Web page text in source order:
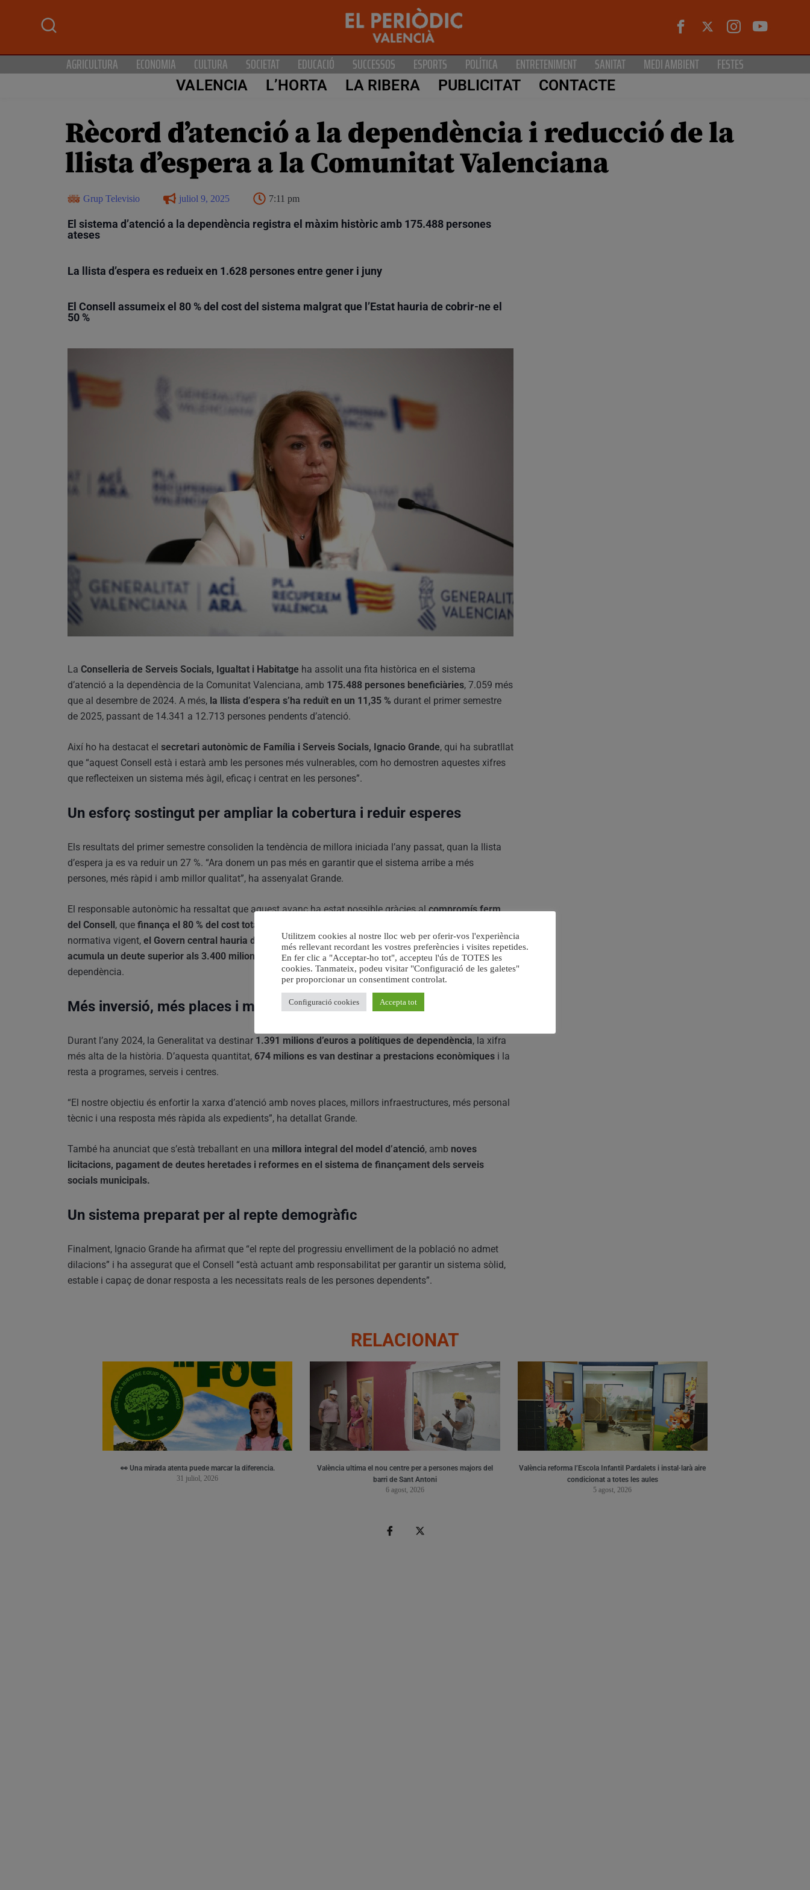
AGRICULTURA ECONOMIA CULTURA SOCIETAT EDUCACIÓ SUCCESSOS ESPORTS POLÍTICA ENTRETENIMENT SANITAT MEDI AMBIENT FESTES
VALENCIA L’HORTA LA RIBERA PUBLICITAT CONTACTE
Rècord d’atenció a la dependència i reducció de la
llista d’espera a la Comunitat Valenciana
Grup Televisio juliol 9, 2025 7:11 pm
El sistema d’atenció a la dependència registra el màxim històric amb 175.488 persones
ateses
La llista d’espera es redueix en 1.628 persones entre gener i juny
El Consell assumeix el 80 % del cost del sistema malgrat que l’Estat hauria de cobrir-ne el
50 %
La Conselleria de Serveis Socials, Igualtat i Habitatge ha assolit una fita històrica en el sistema
d’atenció a la dependència de la Comunitat Valenciana, amb 175.488 persones beneficiàries, 7.059 més
que al desembre de 2024. A més, la llista d’espera s’ha reduït en un 11,35 % durant el primer semestre
de 2025, passant de 14.341 a 12.713 persones pendents d’atenció.
Així ho ha destacat el secretari autonòmic de Família i Serveis Socials, Ignacio Grande, qui ha subratllat
que “aquest Consell està i estarà amb les persones més vulnerables, com ho demostren aquestes xifres
que reflecteixen un sistema més àgil, eficaç i centrat en les persones”.
Un esforç sostingut per ampliar la cobertura i reduir esperes
Els resultats del primer semestre consoliden la tendència de millora iniciada l’any passat, quan la llista
d’espera ja es va reduir un 27 %. “Ara donem un pas més en garantir que el sistema arribe a més
persones, més ràpid i amb millor qualitat”, ha assenyalat Grande.
El responsable autonòmic ha ressaltat que aquest avanç ha estat possible gràcies alcompromís ferm
del Consell, que finança el 80 % del cost total del sistema de dependència
normativa vigent, el Govern central hauria de sufragar el 50 %. En aquest sentit, ha denunciat que l’Estat
acumula un deute superior als 3.400 milions d’euros amb la Comunitat Valenciana en matèria de
dependència.
Més inversió, més places i millor atenció
Durant l’any 2024, la Generalitat va destinar 1.391 milions d’euros a polítiques de dependència, la xifra
més alta de la història. D’aquesta quantitat, 674 milions es van destinar a prestacions econòmiques i la
resta a programes, serveis i centres.
“El nostre objectiu és enfortir la xarxa d’atenció amb noves places, millors infraestructures, més personal
tècnic i una resposta més ràpida als expedients”, ha detallat Grande.
També ha anunciat que s’està treballant en una millora integral del model d’atenció, amb noves
licitacions, pagament de deutes heretades i reformes en el sistema de finançament dels serveis
socials municipals.
Un sistema preparat per al repte demogràfic
Finalment, Ignacio Grande ha afirmat que “el repte del progressiu envelliment de la població no admet
dilacions” i ha assegurat que el Consell “està actuant amb responsabilitat per garantir un sistema sòlid,
estable i capaç de donar resposta a les necessitats reals de les persones dependents”.
RELACIONAT
👀 Una mirada atenta puede marcar la diferencia.
31 juliol, 2026
València ultima el nou centre per a persones majors del
barri de Sant Antoni
6 agost, 2026
València reforma l’Escola Infantil Pardalets i instal·larà aire
condicionat a totes les aules
5 agost, 2026
Utilitzem cookies al nostre lloc web per oferir-vos l'experiència
més rellevant recordant les vostres preferències i visites repetides.
En fer clic a "Acceptar-ho tot", accepteu l'ús de TOTES les
cookies. Tanmateix, podeu visitar "Configuració de les galetes"
per proporcionar un consentiment controlat.
Configuració cookies Accepta tot